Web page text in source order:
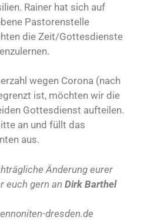
Rainer hat sich auf
Pastorenstelle
die Zeit/Gottesdienste
wegen Corona (nach
ist, möchten wir die
Gottesdienst aufteilen.
an und füllt das
aus.
Änderung eurer
euch gern an Dirk Barthel
dresden.de